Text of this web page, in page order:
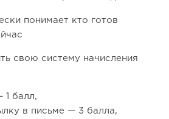
понимает кто готов
свою систему начисления
1 балл,
в письме — 3 балла,